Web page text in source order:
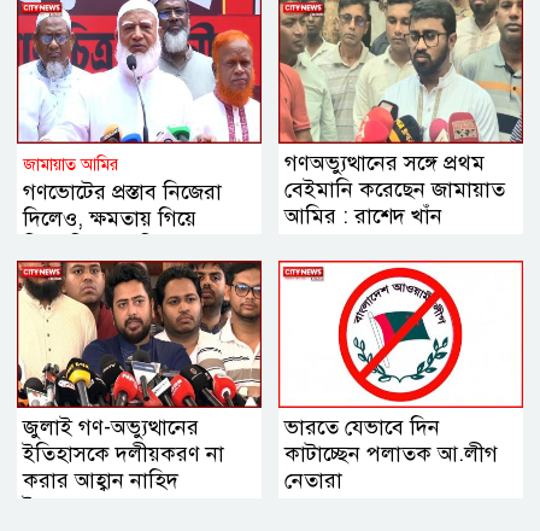
জামায়াত আমির
গণভোটের প্রস্তাব নিজেরা
দিলেও, ক্ষমতায় গিয়ে
গিয়েছে
গণঅভ্যুত্থানের সঙ্গে প্রথম
বেইমানি করেছেন জামায়াত
আমির : রাশেদ খাঁন
জুলাই গণ-অভ্যুত্থানের
ইতিহাসকে দলীয়করণ না
করার আহ্বান নাহিদ
ইসলামের
ভারতে যেভাবে দিন
কাটাচ্ছেন পলাতক আ.লীগ
নেতারা